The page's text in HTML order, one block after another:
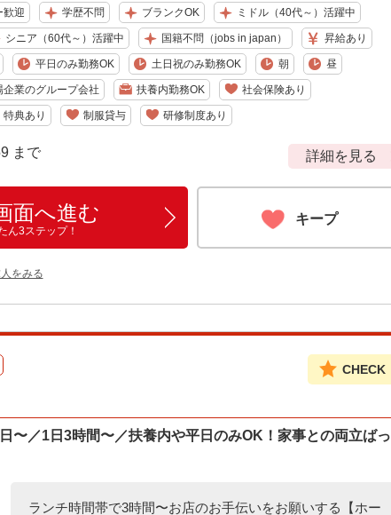
歓迎 学歴不問 ブランクOK ミドル（40代～）活躍中
シニア（60代～）活躍中 国籍不問（jobs in japan） 昇給あり
平日のみ勤務OK 土日祝のみ勤務OK 朝 昼
業のグループ会社 扶養内勤務OK 社会保険あり
特典あり 制服貸与 研修制度あり
まで 詳細を見る
面へ進む
ん3ステップ！
キープ
をみる
CHECK
〜／1日3時間〜／扶養内や平日のみOK！家事との両立ばっ
ランチ時間帯で3時間〜お店のお手伝いをお願いする【ホー